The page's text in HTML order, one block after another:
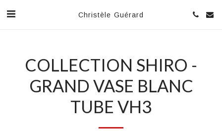
Christèle Guérard
COLLECTION SHIRO -
GRAND VASE BLANC
TUBE VH3